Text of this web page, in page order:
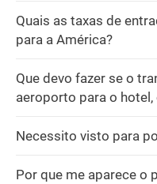
Quais as taxas de
para a América?
Que devo fazer se o
aeroporto para o hotel,
Necessito visto para
Por que me aparece o